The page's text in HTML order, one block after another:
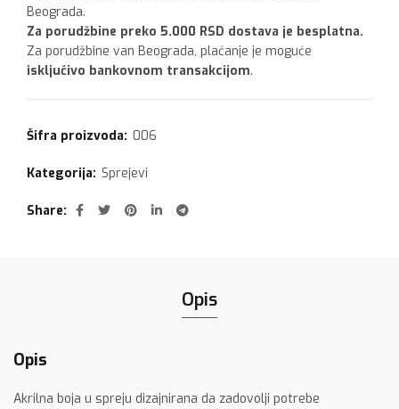
Beograda.
Za porudžbine preko 5.000 RSD dostava je besplatna.
Za porudžbine van Beograda, plaćanje je moguće
isključivo bankovnom transakcijom.
Šifra proizvoda: 006
Kategorija: Sprejevi
Share
Opis
Opis
Akrilna boja u spreju dizajnirana da zadovolji potrebe